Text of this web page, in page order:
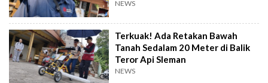
NEWS
Terkuak! Ada Retakan Bawah
Tanah Sedalam 20 Meter di Balik
Teror Api Sleman
NEWS